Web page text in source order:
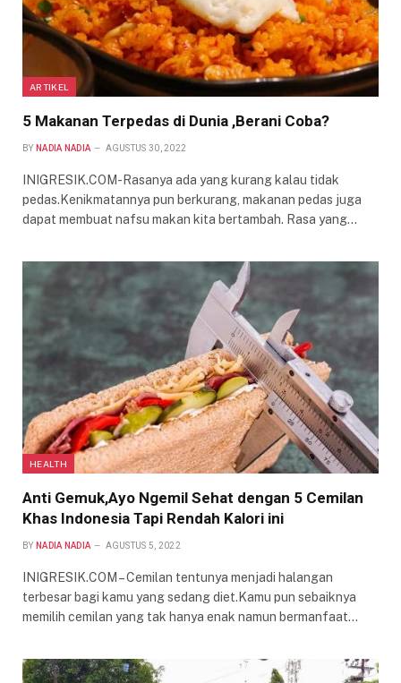
ARTIKEL
5 Makanan Terpedas di Dunia ,Berani Coba?
BY NADIA NADIA AGUSTUS 30, 2022
INIGRESIK.COM-Rasanya ada yang kurang kalau tidak
pedas.Kenikmatannya pun berkurang, makanan pedas juga
dapat membuat nafsu makan kita bertambah. Rasa yang…
HEALTH
Anti Gemuk,Ayo Ngemil Sehat dengan 5 Cemilan
Khas Indonesia Tapi Rendah Kalori ini
BY NADIA NADIA AGUSTUS 5, 2022
INIGRESIK.COM – Cemilan tentunya menjadi halangan
terbesar bagi kamu yang sedang diet.Kamu pun sebaiknya
memilih cemilan yang tak hanya enak namun bermanfaat…